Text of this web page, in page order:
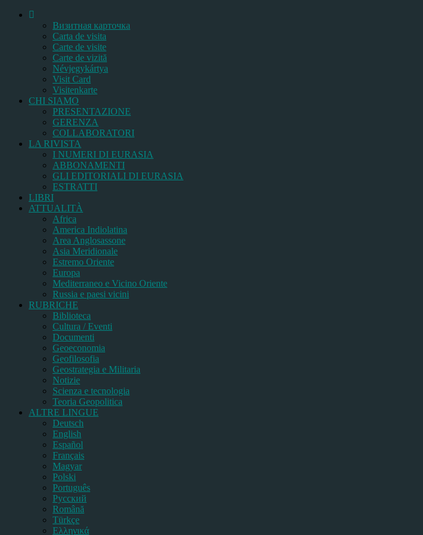
Bизитная карточка
Carta de visita
Carte de visite
Carte de vizită
Névjegykártya
Visit Card
Visitenkarte
CHI SIAMO
PRESENTAZIONE
GERENZA
COLLABORATORI
LA RIVISTA
I NUMERI DI EURASIA
ABBONAMENTI
GLI EDITORIALI DI EURASIA
ESTRATTI
LIBRI
ATTUALITÀ
Africa
America Indiolatina
Area Anglosassone
Asia Meridionale
Estremo Oriente
Europa
Mediterraneo e Vicino Oriente
Russia e paesi vicini
RUBRICHE
Biblioteca
Cultura / Eventi
Documenti
Geoeconomia
Geofilosofia
Geostrategia e Militaria
Notizie
Scienza e tecnologia
Teoria Geopolitica
ALTRE LINGUE
Deutsch
English
Español
Français
Magyar
Polski
Português
Pусский
Română
Türkçe
Ελληνικά